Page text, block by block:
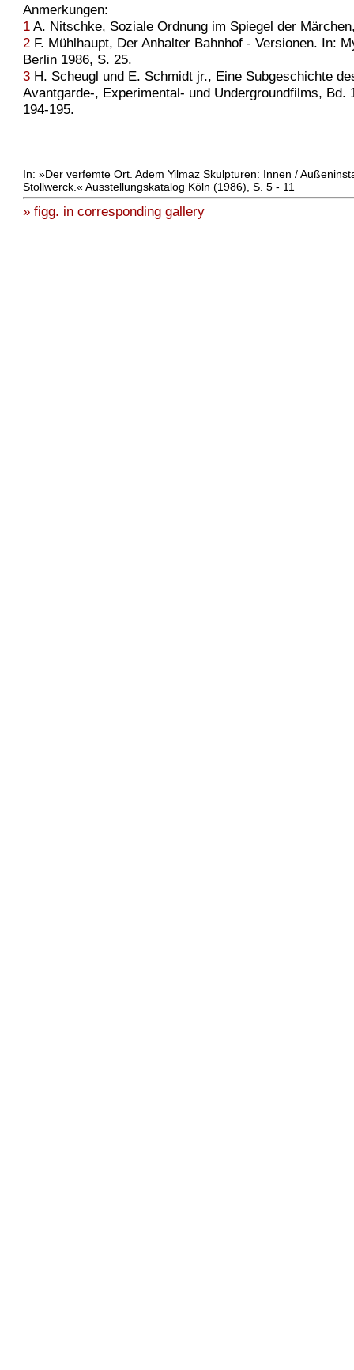
Anmerkungen:
1 A. Nitschke, Soziale Ordnung im Spiegel der
2 F. Mühlhaupt, Der Anhalter Bahnhof - Versionen. In:
Berlin 1986, S. 25.
3 H. Scheugl und E. Schmidt jr., Eine Subgeschichte
Avantgarde-, Experimental- und Undergroundfilms, Bd.
194-195.
In: »Der verfemte Ort. Adem Yilmaz Skulpturen: Innen /
Stollwerck.« Ausstellungskatalog Köln (1986), S. 5 - 11
» figg. in corresponding gallery